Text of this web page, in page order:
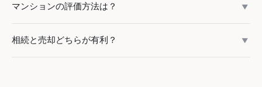
㎡）、Dは借地権割合（60%）を表します。毎年7月に更新
されます。
評価額を大幅に減額できる制度です。特定居住用宅地は330
㎡まで80%減額、特定事業用宅地は400㎡まで80%減額、貸
付事業用宅地は200㎡まで50%減額されます。配偶者が取得
する場合は無条件で適用されます。
マンションの評価方法は？ ▼
持分割合（敷地権割合）を乗じて計算します。建物は専有部
分の固定資産税評価額がそのまま相続税評価額になります。
相続と売却どちらが有利？ ▼